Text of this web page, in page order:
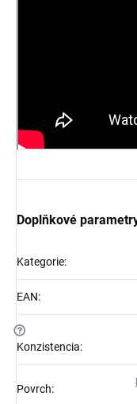
Doplňkové
Kategorie:
EAN:
?
Konzistencia:
Povrch: